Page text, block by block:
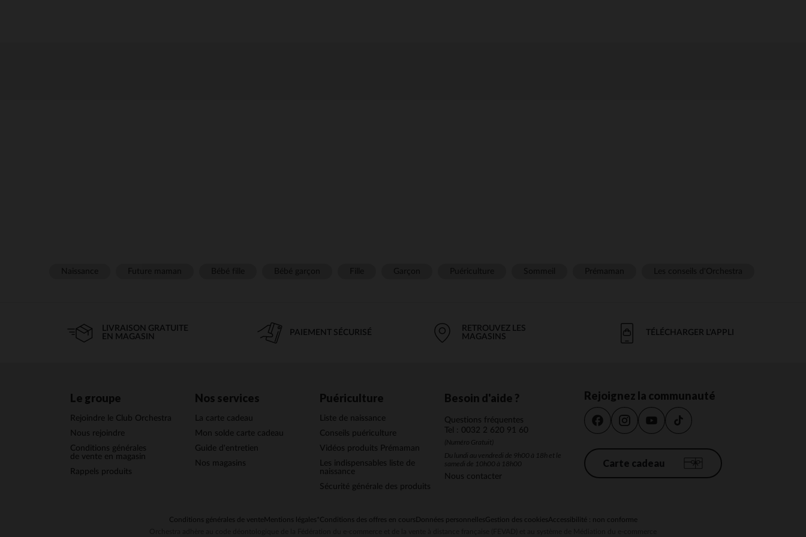
LIVRAISON GRATUITE
EN MAGASIN
PAIEMENT SÉCURISÉ
RETROUVEZ LES
MAGASINS
TÉLÉCHARGER L'APPLI
Le groupe
Rejoindre le Club Orchestra
Nous rejoindre
Conditions générales
de vente en magasin
Rappels produits
Nos services
La carte cadeau
Mon solde carte cadeau
Guide d'entretien
Nos magasins
Puériculture
Liste de naissance
Conseils puériculture
Vidéos produits Prémaman
Les indispensables liste de
naissance
Sécurité générale des produits
Besoin d'aide ?
Questions fréquentes
Tel : 0032 2 620 91 60
(Numéro Gratuit)
Du lundi au vendredi de 9h00 à 18h et le
samedi de 10h00 à 18h00
Nous contacter
Rejoignez la communauté
Carte cadeau
Conditions générales de venteMentions légales *Conditions des offres en cours Données personnellesGestion des cookiesAccessibilité : non conforme